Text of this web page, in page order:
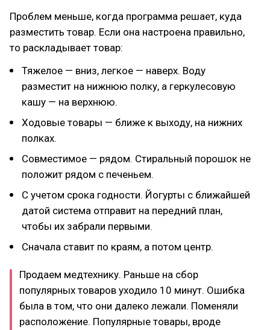
Проблем меньше, когда программа решает, куда
разместить товар. Если она настроена правильно,
то раскладывает товар:
Тяжелое — вниз, легкое — наверх. Воду
разместит на нижнюю полку, а геркулесовую
кашу — на верхнюю.
Ходовые товары — ближе к выходу, на нижних
полках.
Совместимое — рядом. Стиральный порошок не
положит рядом с печеньем.
С учетом срока годности. Йогурты с ближайшей
датой система отправит на передний план,
чтобы их забрали первыми.
Сначала ставит по краям, а потом центр.
Продаем медтехнику. Раньше на сбор
популярных товаров уходило 10 минут. Ошибка
была в том, что они далеко лежали. Поменяли
расположение. Популярные товары, вроде